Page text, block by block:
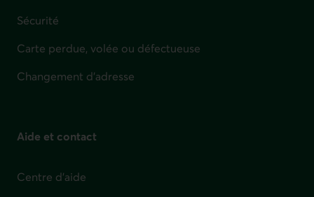
Sécurité
Carte perdue, volée ou défectueuse
Changement d'adresse
Aide et contact
Centre d'aide